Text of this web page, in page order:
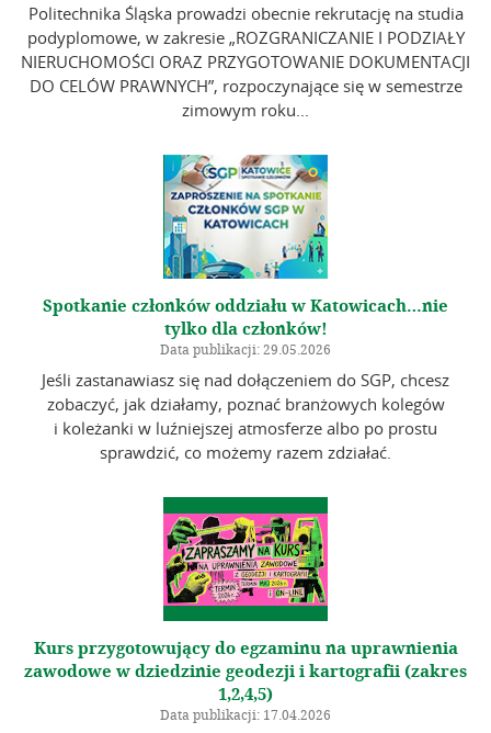
Politechnika Śląska prowadzi obecnie rekrutację na studia
podyplomowe, w zakresie „ROZGRANICZANIE I PODZIAŁY
NIERUCHOMOŚCI ORAZ PRZYGOTOWANIE DOKUMENTACJI
DO CELÓW PRAWNYCH”, rozpoczynające się w semestrze
zimowym roku...
Spotkanie członków oddziału w Katowicach…nie
tylko dla członków!
Data publikacji: 29.05.2026
Jeśli zastanawiasz się nad dołączeniem do SGP, chcesz
zobaczyć, jak działamy, poznać branżowych kolegów
i koleżanki w luźniejszej atmosferze albo po prostu
sprawdzić, co możemy razem zdziałać.
Kurs przygotowujący do egzaminu na uprawnienia
zawodowe w dziedzinie geodezji i kartografii (zakres
1,2,4,5)
Data publikacji: 17.04.2026